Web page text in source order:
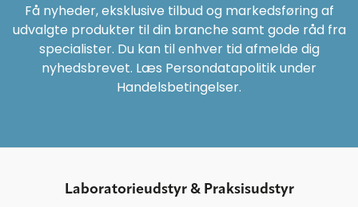
Få nyheder, eksklusive tilbud og markedsføring af
udvalgte produkter til din branche samt gode råd fra
specialister. Du kan til enhver tid afmelde dig
nyhedsbrevet. Læs Persondatapolitik under
Handelsbetingelser.
Laboratorieudstyr & Praksisudstyr